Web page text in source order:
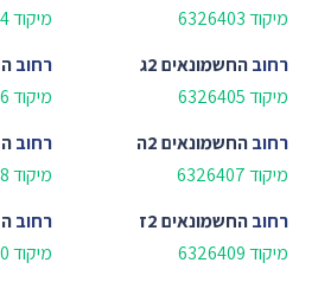
מיקוד 6326403
מיקוד 6326404
רחובהחשמונאים 2ג
מיקוד 6326405
רחוב
מיקוד 6326406
רחובהחשמונאים 2ה
מיקוד 6326407
רחוב
מיקוד 6326408
רחובהחשמונאים 2ז
מיקוד 6326409
רחוב
מיקוד 6326410